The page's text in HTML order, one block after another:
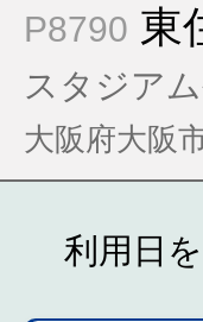
P8790 東
スタジア
大阪府大阪
利用日